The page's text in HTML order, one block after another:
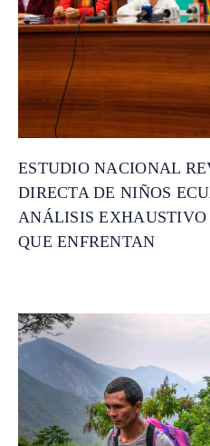
ESTUDIO NACIONAL
DIRECTA DE NIÑOS
ANÁLISIS EXHAUSTIVO
QUE ENFRENTAN